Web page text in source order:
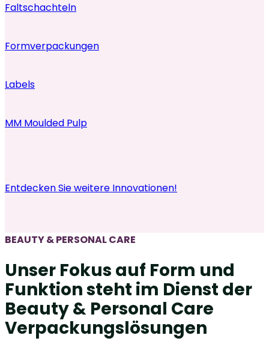
Faltschachteln
Formverpackungen
Labels
MM Moulded Pulp
Entdecken Sie weitere Innovationen!
BEAUTY & PERSONAL CARE
Unser Fokus auf Form und
Funktion steht im Dienst der
Beauty & Personal Care
Verpackungslösungen